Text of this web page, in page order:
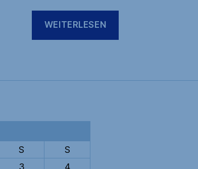
WEITERLESEN
S
S
3
4